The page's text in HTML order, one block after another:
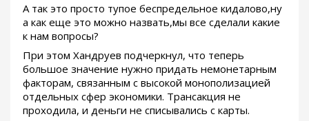
А так это просто тупое беспредельное кидалово,ну
а как еще это можно назвать,мы все сделали какие
к нам вопросы?
При этом Хандруев подчеркнул, что теперь
большое значение нужно придать немонетарным
факторам, связанным с высокой монополизацией
отдельных сфер экономики. Трансакция не
проходила, и деньги не списывались с карты.